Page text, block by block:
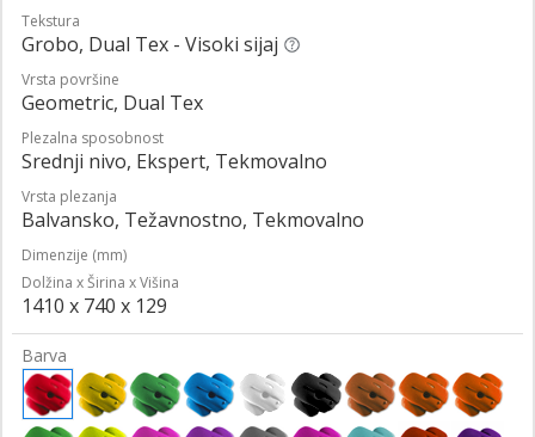
Tekstura
Grobo, Dual Tex - Visoki sijaj
Vrsta površine
Geometric, Dual Tex
Plezalna sposobnost
Srednji nivo, Ekspert, Tekmovalno
Vrsta plezanja
Balvansko, Težavnostno, Tekmovalno
Dimenzije (mm)
Dolžina x Širina x Višina
1410 x 740 x 129
Barva